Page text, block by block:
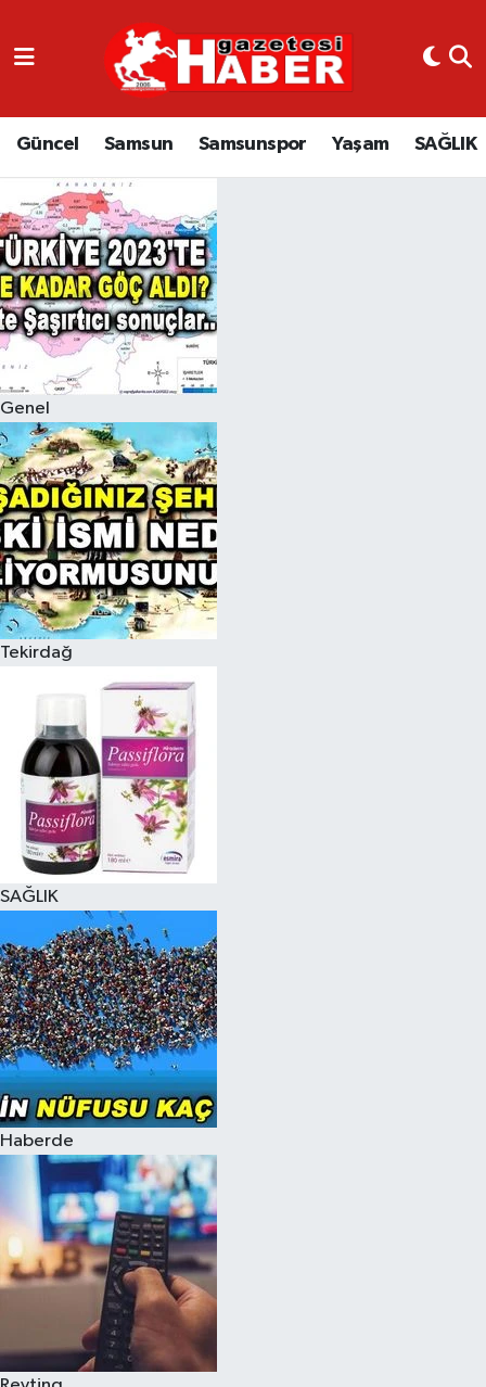
Güncel Samsun Samsunspor Yaşam SAĞLIK
Genel
Tekirdağ
SAĞLIK
Haberde
GÜNCEL
SAMSUN
SAMSUNSPOR
EKONOMİ
YAŞAM